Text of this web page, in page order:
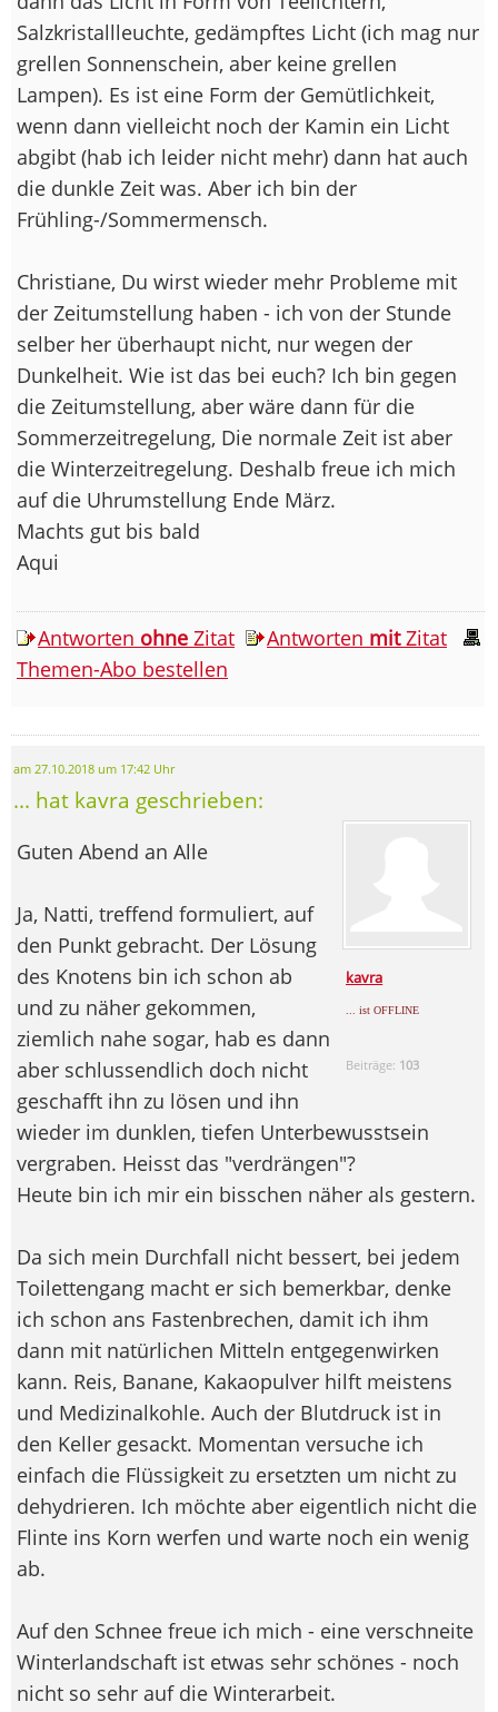
Salzkristallleuchte, gedämpftes Licht (ich mag nur
grellen Sonnenschein, aber keine grellen
Lampen). Es ist eine Form der Gemütlichkeit,
wenn dann vielleicht noch der Kamin ein Licht
abgibt (hab ich leider nicht mehr) dann hat auch
die dunkle Zeit was. Aber ich bin der
Frühling-/Sommermensch.
Christiane, Du wirst wieder mehr Probleme mit
der Zeitumstellung haben - ich von der Stunde
selber her überhaupt nicht, nur wegen der
Dunkelheit. Wie ist das bei euch? Ich bin gegen
die Zeitumstellung, aber wäre dann für die
Sommerzeitregelung, Die normale Zeit ist aber
die Winterzeitregelung. Deshalb freue ich mich
auf die Uhrumstellung Ende März.
Machts gut bis bald
Aqui
Antworten ohne Zitat Antworten mitZitat
Themen-Abo bestellen
am 27.10.2018 um 17:42 Uhr
... hat kavra geschrieben:
kavra
... ist OFFLINE
Beiträge: 103
Guten Abend an Alle
Ja, Natti, treffend formuliert, auf
den Punkt gebracht. Der Lösung
des Knotens bin ich schon ab
und zu näher gekommen,
ziemlich nahe sogar, hab es dann
aber schlussendlich doch nicht
geschafft ihn zu lösen und ihn
wieder im dunklen, tiefen Unterbewusstsein
vergraben. Heisst das "verdrängen"?
Heute bin ich mir ein bisschen näher als gestern.
Da sich mein Durchfall nicht bessert, bei jedem
Toilettengang macht er sich bemerkbar, denke
ich schon ans Fastenbrechen, damit ich ihm
dann mit natürlichen Mitteln entgegenwirken
kann. Reis, Banane, Kakaopulver hilft meistens
und Medizinalkohle. Auch der Blutdruck ist in
den Keller gesackt. Momentan versuche ich
einfach die Flüssigkeit zu ersetzten um nicht zu
dehydrieren. Ich möchte aber eigentlich nicht die
Flinte ins Korn werfen und warte noch ein wenig
ab.
Auf den Schnee freue ich mich - eine verschneite
Winterlandschaft ist etwas sehr schönes - noch
nicht so sehr auf die Winterarbeit.